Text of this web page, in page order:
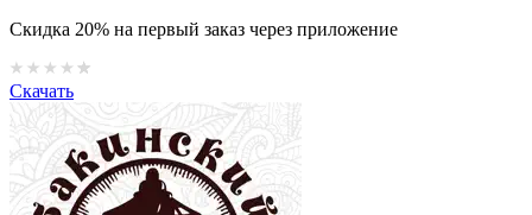
Скидка 20% на первый заказ через приложение
Скачать